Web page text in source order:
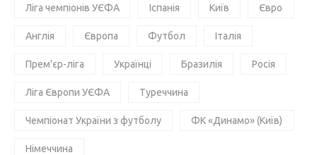
Ліга чемпіонів УЄФА Іспанія Київ Євро
Англія Європа Футбол Італія
Прем'єр-ліга Українці Бразилія Росія
Ліга Європи УЄФА Туреччина
Чемпіонат України з футболу ФК «Динамо» (Київ)
Німеччина